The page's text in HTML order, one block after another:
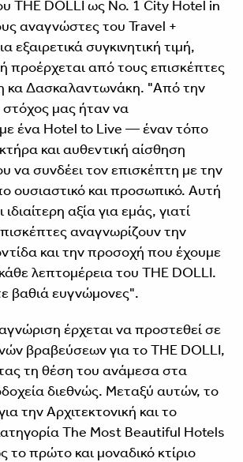
THE DOLLI ως No. 1 City Hotel in
αναγνώστες του Travel +
εξαιρετικά συγκινητική τιμή,
προέρχεται από τους επισκέπτες
κα Δασκαλαντωνάκη. "Από την
μας ήταν να
ένα Hotel to Live — έναν τόπο
και αυθεντική αίσθηση
να συνδέει τον επισκέπτη με την
ουσιαστικό και προσωπικό. Αυτή
ιδιαίτερη αξία για εμάς, γιατί
αναγνωρίζουν την
και την προσοχή που έχουμε
λεπτομέρεια του THE DOLLI.
βαθιά ευγνώμονες".
έρχεται να προστεθεί σε
βραβεύσεων για το THE DOLLI,
τη θέση του ανάμεσα στα
διεθνώς. Μεταξύ αυτών, το
την Αρχιτεκτονική και το
The Most Beautiful Hotels
πρώτο και μοναδικό κτίριο